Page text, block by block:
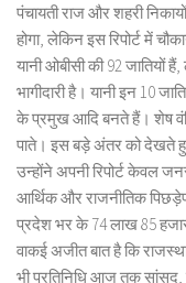
पंचायती राज और शहरी
होगा, लेकिन इस रिपोर्ट में
यानी ओबीसी की 92 जातियों
भागीदारी है। यानी इन 10
के प्रमुख आदि बनते हैं। शेष
पाते। इस बड़े अंतर को देखते
उन्होंने अपनी रिपोर्ट केवल
आर्थिक और राजनीतिक
प्रदेश भर के 74 लाख 85 हजार
वाकई अजीत बात है कि
भी प्रतिनिधि आज तक सांसद,